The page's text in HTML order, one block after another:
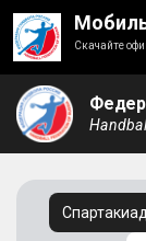
Скачайте